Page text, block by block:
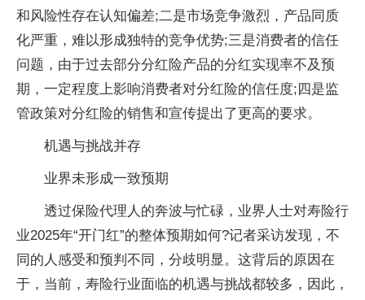
和风险性存在认知偏差;二是市场竞争激烈，产品同质
化严重，难以形成独特的竞争优势;三是消费者的信任
问题，由于过去部分分红险产品的分红实现率不及预
期，一定程度上影响消费者对分红险的信任度;四是监
管政策对分红险的销售和宣传提出了更高的要求。
机遇与挑战并存
业界未形成一致预期
透过保险代理人的奔波与忙碌，业界人士对寿险行
业2025年“开门红”的整体预期如何?记者采访发现，不
同的人感受和预判不同，分歧明显。这背后的原因在
于，当前，寿险行业面临的机遇与挑战都较多，因此，